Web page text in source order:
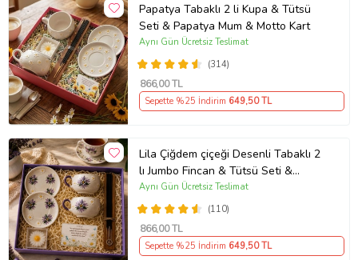
Papatya Tabaklı 2 li Kupa & Tütsü
Seti & Papatya Mum & Motto Kart
(314)
Aynı Gün Ücretsiz Teslimat
866,00 TL
Sepette %25 İndirim 649,50 TL
Lila Çiğdem çiçeği Desenli Tabaklı 2
lı Jumbo Fincan & Tütsü Seti &
Papatya Mum &
(110)
Aynı Gün Ücretsiz Teslimat
866,00 TL
Sepette %25 İndirim 649,50 TL